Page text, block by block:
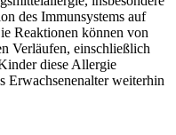
des Immunsystems auf
Reaktionen können von
Verläufen, einschließlich
diese Allergie
Erwachsenenalter weiterhin